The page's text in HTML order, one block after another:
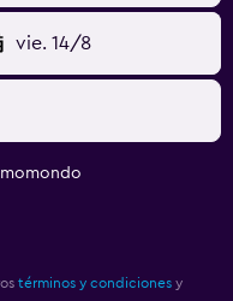
vie. 14/8
momondo
términos y condiciones y